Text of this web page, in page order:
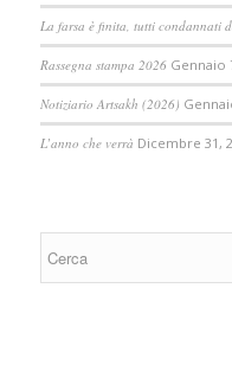
La farsa è finita, tutti condannati
Rassegna stampa 2026 Gennaio
Notiziario Artsakh (2026)
L’anno che verrà Dicembre 31,